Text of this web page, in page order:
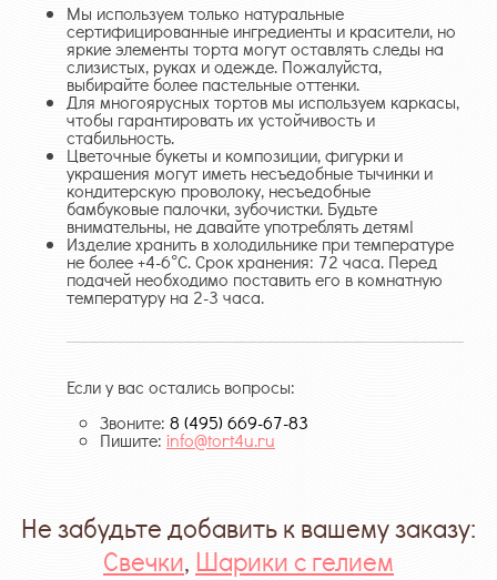
Мы используем только натуральные
сертифицированные ингредиенты и красители, но
яркие элементы торта могут оставлять следы на
слизистых, руках и одежде. Пожалуйста,
выбирайте более пастельные оттенки.
Для многоярусных тортов мы используем каркасы,
чтобы гарантировать их устойчивость и
стабильность.
Цветочные букеты и композиции, фигурки и
украшения могут иметь несъедобные тычинки и
кондитерскую проволоку, несъедобные
бамбуковые палочки, зубочистки. Будьте
внимательны, не давайте употреблять детям!
Изделие хранить в холодильнике при температуре
не более +4-6°С. Срок хранения: 72 часа. Перед
подачей необходимо поставить его в комнатную
температуру на 2-3 часа.
Если у вас остались вопросы:
Звоните: 8 (495) 669-67-83
Пишите: info@tort4u.ru
Не забудьте добавить к вашему заказу:
Свечки, Шарики с гелием